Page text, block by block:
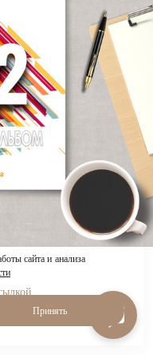
КЛАССЫ
сайта и анализа
Принять